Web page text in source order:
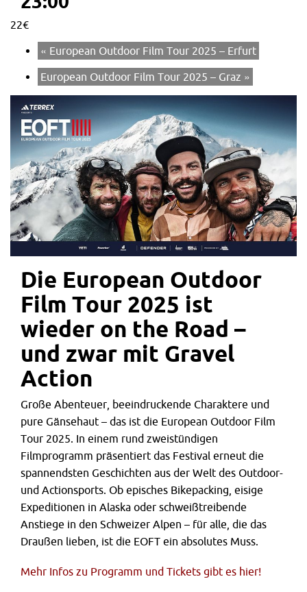
22€
« European Outdoor Film Tour 2025 – Erfurt
European Outdoor Film Tour 2025 – Graz »
Die European Outdoor
Film Tour 2025 ist
wieder on the Road –
und zwar mit Gravel
Action
Große Abenteuer, beeindruckende Charaktere und
pure Gänsehaut – das ist die European Outdoor Film
Tour 2025. In einem rund zweistündigen
Filmprogramm präsentiert das Festival erneut die
spannendsten Geschichten aus der Welt des Outdoor-
und Actionsports. Ob episches Bikepacking, eisige
Expeditionen in Alaska oder schweißtreibende
Anstiege in den Schweizer Alpen – für alle, die das
Draußen lieben, ist die EOFT ein absolutes Muss.
Mehr Infos zu Programm und Tickets gibt es hier!